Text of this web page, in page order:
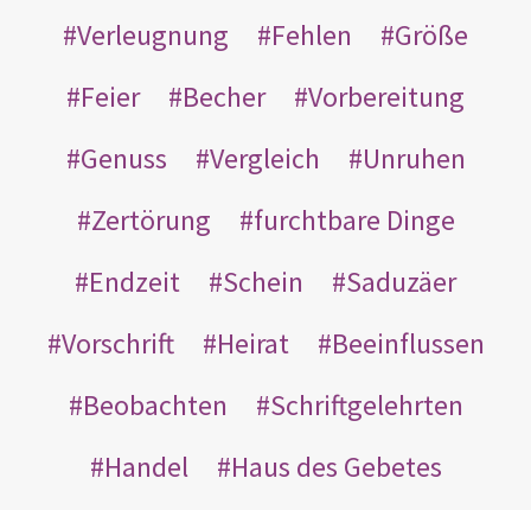
Verleugnung Fehlen
Größe
Feier
Becher
Vorbereitung
Genuss
Vergleich
Unruhen
Zertörung
furchtbare Dinge
Endzeit
Schein
Saduzäer
Vorschrift
Heirat
Beeinflussen
Beobachten
Schriftgelehrten
Handel
Haus des Gebetes